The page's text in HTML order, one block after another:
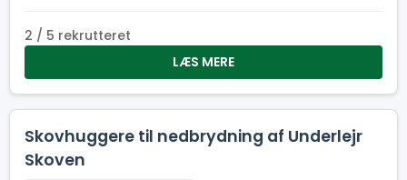
som en del af et team, der tager renlighed
alvorligt – men ikke sig selv? Så er det dig (og
måske dine kommende kolleger), vi leder efter. Vi
sanitetsstyrke – et hold, der får vores faciliteter til
at fremstå som små oaser af ro og renhed.
2 / 5 rekrutteret
LÆS MERE
Skovhuggere til nedbrydning af Underlejr
Skoven